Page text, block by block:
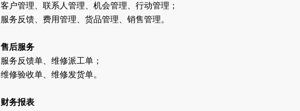
客户管理、联系人管理、机会管理、行动管理；
服务反馈、费用管理、货品管理、销售管理。
售后服务
服务反馈单、维修派工单；
维修验收单、维修发货单。
财务报表